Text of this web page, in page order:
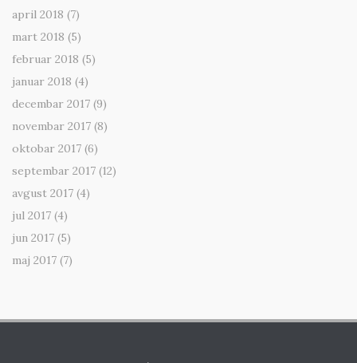
april 2018 (7)
mart 2018 (5)
februar 2018 (5)
januar 2018 (4)
decembar 2017 (9)
novembar 2017 (8)
oktobar 2017 (6)
septembar 2017 (12)
avgust 2017 (4)
jul 2017 (4)
jun 2017 (5)
maj 2017 (7)